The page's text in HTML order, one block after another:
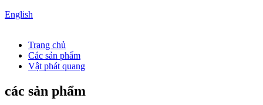
English
Trang chủ
Các sản phẩm
Vật phát quang
các sản phẩm